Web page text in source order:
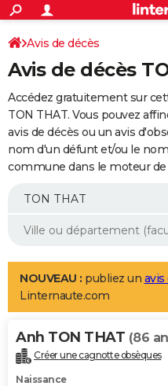
ACTUALITÉS
Politique
Société
Faits Divers
Education
Monde
Villes
+
SPORT
Coupe du monde 2026
Football
Tennis
Cyclisme
Rugby
Forum
Programme TV
TNT
Streaming
Cinéma
Sorties cinéma
Musique
+
FINANCE
Retraite
Epargne
Immobilier
Risques naturels par ville
Banque
Assurance
AUTO
Essais
Réserver un essai
Citadines
Berlines
SUV
Forum auto
+
Mobiles
Meilleur smartphone
Internet
Ordinateurs
Jeux vidéo
Guide high-tech
Aménagement intérieur
LIFESTYLE
Art de vivre
Bien-être
Loisirs
Mode
Modes de vie
Alimentation
Guide de la santé
Maladies
Médicaments
Sommeil
VOYAGE
Destinations
City break
Voyage nature
Voyage de noces
Forum
Climat
+PHOTO
Avis de décès
Avis de décès
Accédez gratuitement sur
TON THAT. Vous pouvez
avis de décès ou un avis
nom d'un défunt et/ou le
commune dans le moteur de
NOUVEAU : publiez un avis
Linternaute.com
Anh TON THAT (86
Créer une cagnotte obsèques
Naissance